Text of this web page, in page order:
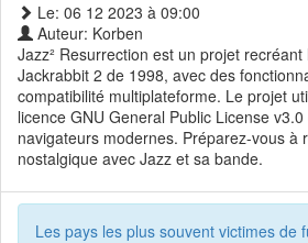
Le: 06 12 2023 à 09:00
Auteur: Korben
Jazz² Resurrection est un projet
Jackrabbit 2 de 1998, avec des
compatibilité multiplateforme. Le projet
licence GNU General Public License
navigateurs modernes. Préparez-vous à
nostalgique avec Jazz et sa bande.
Les pays les plus souvent victimes de